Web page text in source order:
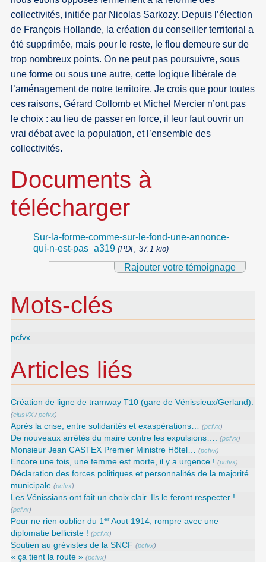
collectivités, initiée par Nicolas Sarkozy. Depuis l’élection
de François Hollande, la création du conseiller territorial a
été supprimée, mais pour le reste, le flou demeure sur de
trop nombreux points. On ne peut pas poursuivre, sous
une forme ou sous une autre, cette logique libérale de
l’aménagement de notre territoire. Je crois que pour toutes
ces raisons, Gérard Collomb et Michel Mercier n’ont pas
le choix : au lieu de passer en force, il leur faut ouvrir un
vrai débat avec la population, et l’ensemble des
collectivités.
Documents à
télécharger
Sur-la-forme-comme-sur-le-fond-une-annonce-
qui-n-est-pas_a319 (PDF, 37.1 kio)
Rajouter votre témoignage
Mots-clés
pcfvx
Articles liés
Création de ligne de tramway T10 (gare de Vénissieux/Gerland).
(elusVX/pcfvx)
Après la crise, entre solidarités et exaspérations… (pcfvx)
De nouveaux arrêtés du maire contre les expulsions…. (pcfvx)
Monsieur Jean CASTEX Premier Ministre Hôtel… (pcfvx)
Encore une fois, une femme est morte, il y a urgence ! (pcfvx)
Déclaration des forces politiques et personnalités de la majorité
municipale (pcfvx)
Les Vénissians ont fait un choix clair. Ils le feront respecter !
(pcfvx)
Pour ne rien oublier du 1erAout 1914, rompre avec une
diplomatie belliciste ! (pcfvx)
Soutien au grévistes de la SNCF (pcfvx)
« ça tient la route » (pcfvx)